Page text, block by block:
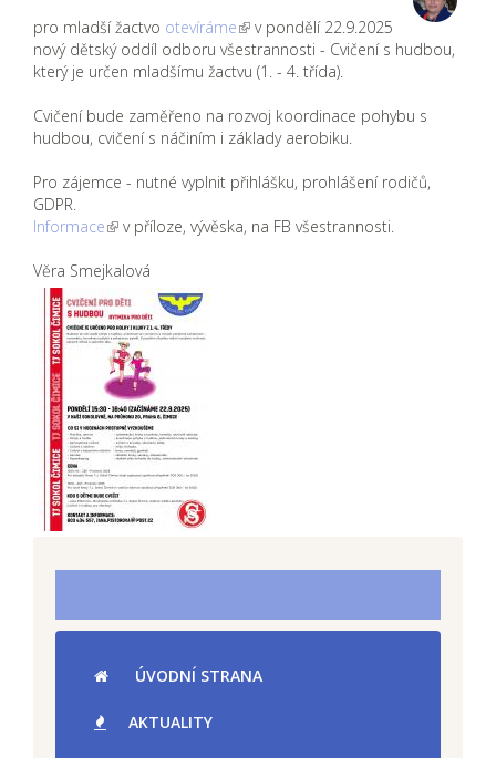
pro mladší žactvo otevíráme
v pondělí 22.9.2025
nový dětský oddíl odboru všestrannosti - Cvičení s hudbou,
který je určen mladšímu žactvu (1. - 4. třída).
Cvičení bude zaměřeno na rozvoj koordinace pohybu s
hudbou, cvičení s náčiním i základy aerobiku.
Pro zájemce - nutné vyplnit přihlášku, prohlášení rodičů,
GDPR.
Informace
v příloze, vývěska, na FB všestrannosti.
Věra Smejkalová
ÚVODNÍ STRANA
AKTUALITY